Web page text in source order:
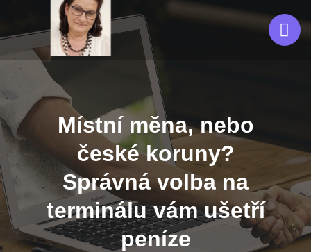
Místní měna, nebo
české koruny?
Správná volba na
terminálu vám ušetří
peníze